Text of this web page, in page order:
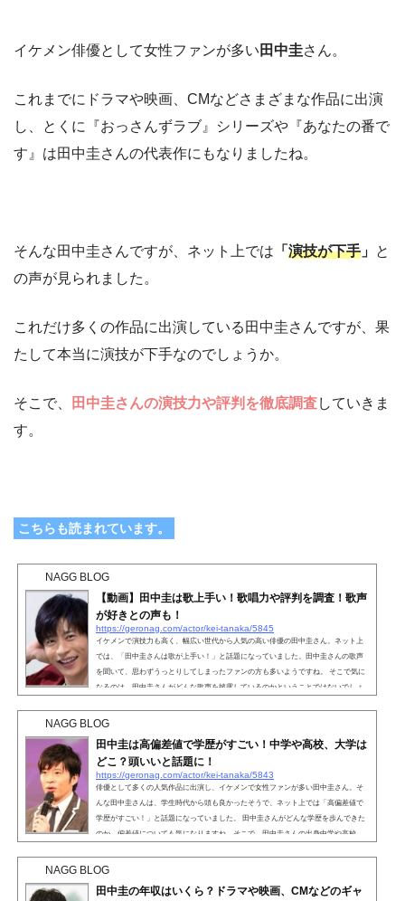
イケメン俳優として女性ファンが多い 田中圭さん。
これまでにドラマや映画、CMなどさまざまな作品に出演
し、とくに『おっさんずラブ』シリーズや『あなたの番で
す』は田中圭さんの代表作にもなりましたね。
そんな田中圭さんですが、ネット上では 「 演技が下手 」 と
の声が見られました。
これだけ多くの作品に出演している田中圭さんですが、果
たして本当に演技が下手なのでしょうか。
そこで、 田中圭さんの演技力や評判を徹底調査していきま
す。
こちらも読まれています。
NAGG BLOG
【動画】田中圭は歌上手い！歌唱力や評判を調査！歌声
が好きとの声も！
https://geronag.com/actor/kei-tanaka/5845
イケメンで演技力も高く、幅広い世代から人気の高い俳優の田中圭さん。ネット上
では、「田中圭さんは歌が上手い！」と話題になっていました。田中圭さんの歌声
を聞いて、思わずうっとりしてしまったファンの方も多いようですね。 そこで気に
なるのは、田中圭さんがどんな歌声を披露しているのかということではないでしょ
も読まれています。【動画】田中圭は歌上手い！俳優として活躍している田中圭さ
NAGG BLOG
田中圭は高偏差値で学歴がすごい！中学や高校、大学は
どこ？頭いいと話題に！
https://geronag.com/actor/kei-tanaka/5843
俳優として多くの人気作品に出演し、イケメンで女性ファンが多い田中圭さん。そ
んな田中圭さんは、学生時代から頭も良かったそうで、ネット上では「高偏差値で
学歴がすごい！」と話題になっていました。 田中圭さんがどんな学歴を歩んできた
のか、偏差値についても気になりますね。そこで、田中圭さんの出身中学や高校、
差値で学歴がすごい！イケメン俳優として女性ファンも多い田中圭さん。そんな田
NAGG BLOG
田中圭の年収はいくら？ドラマや映画、CMなどのギャ